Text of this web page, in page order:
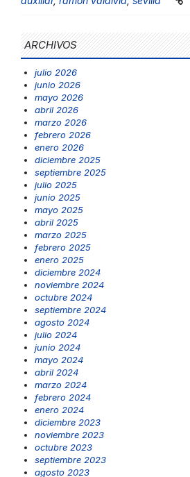
ARCHIVOS
julio 2026
junio 2026
mayo 2026
abril 2026
marzo 2026
febrero 2026
enero 2026
diciembre 2025
septiembre 2025
julio 2025
junio 2025
mayo 2025
abril 2025
marzo 2025
febrero 2025
enero 2025
diciembre 2024
noviembre 2024
octubre 2024
septiembre 2024
agosto 2024
julio 2024
junio 2024
mayo 2024
abril 2024
marzo 2024
febrero 2024
enero 2024
diciembre 2023
noviembre 2023
octubre 2023
septiembre 2023
agosto 2023